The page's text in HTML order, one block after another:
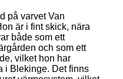
på varvet Van
är i fint skick, nära
både som ett
och som ett
vilket hon har
i Blekinge. Det finns